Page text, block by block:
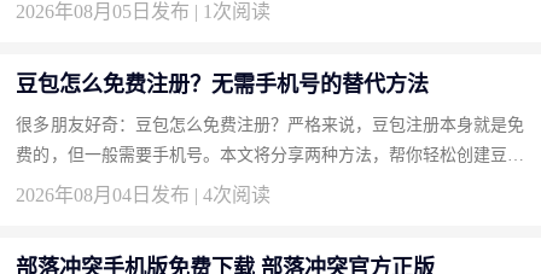
2026年08月05日发布 | 1次阅读
豆包怎么免费注册？无需手机号的替代方法
很多朋友好奇：豆包怎么免费注册？严格来说，豆包注册本身就是免
费的，但一般需要手机号。本文将分享两种方法，帮你轻松创建豆包
账号而不用额外付费。 方法一：使用邮箱注册（推荐） 部分版本...
2026年08月04日发布 | 4次阅读
部落冲突手机版免费下载 部落冲突官方正版